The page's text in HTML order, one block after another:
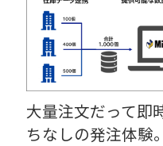
大量注文だって即
ちなしの発注体験。